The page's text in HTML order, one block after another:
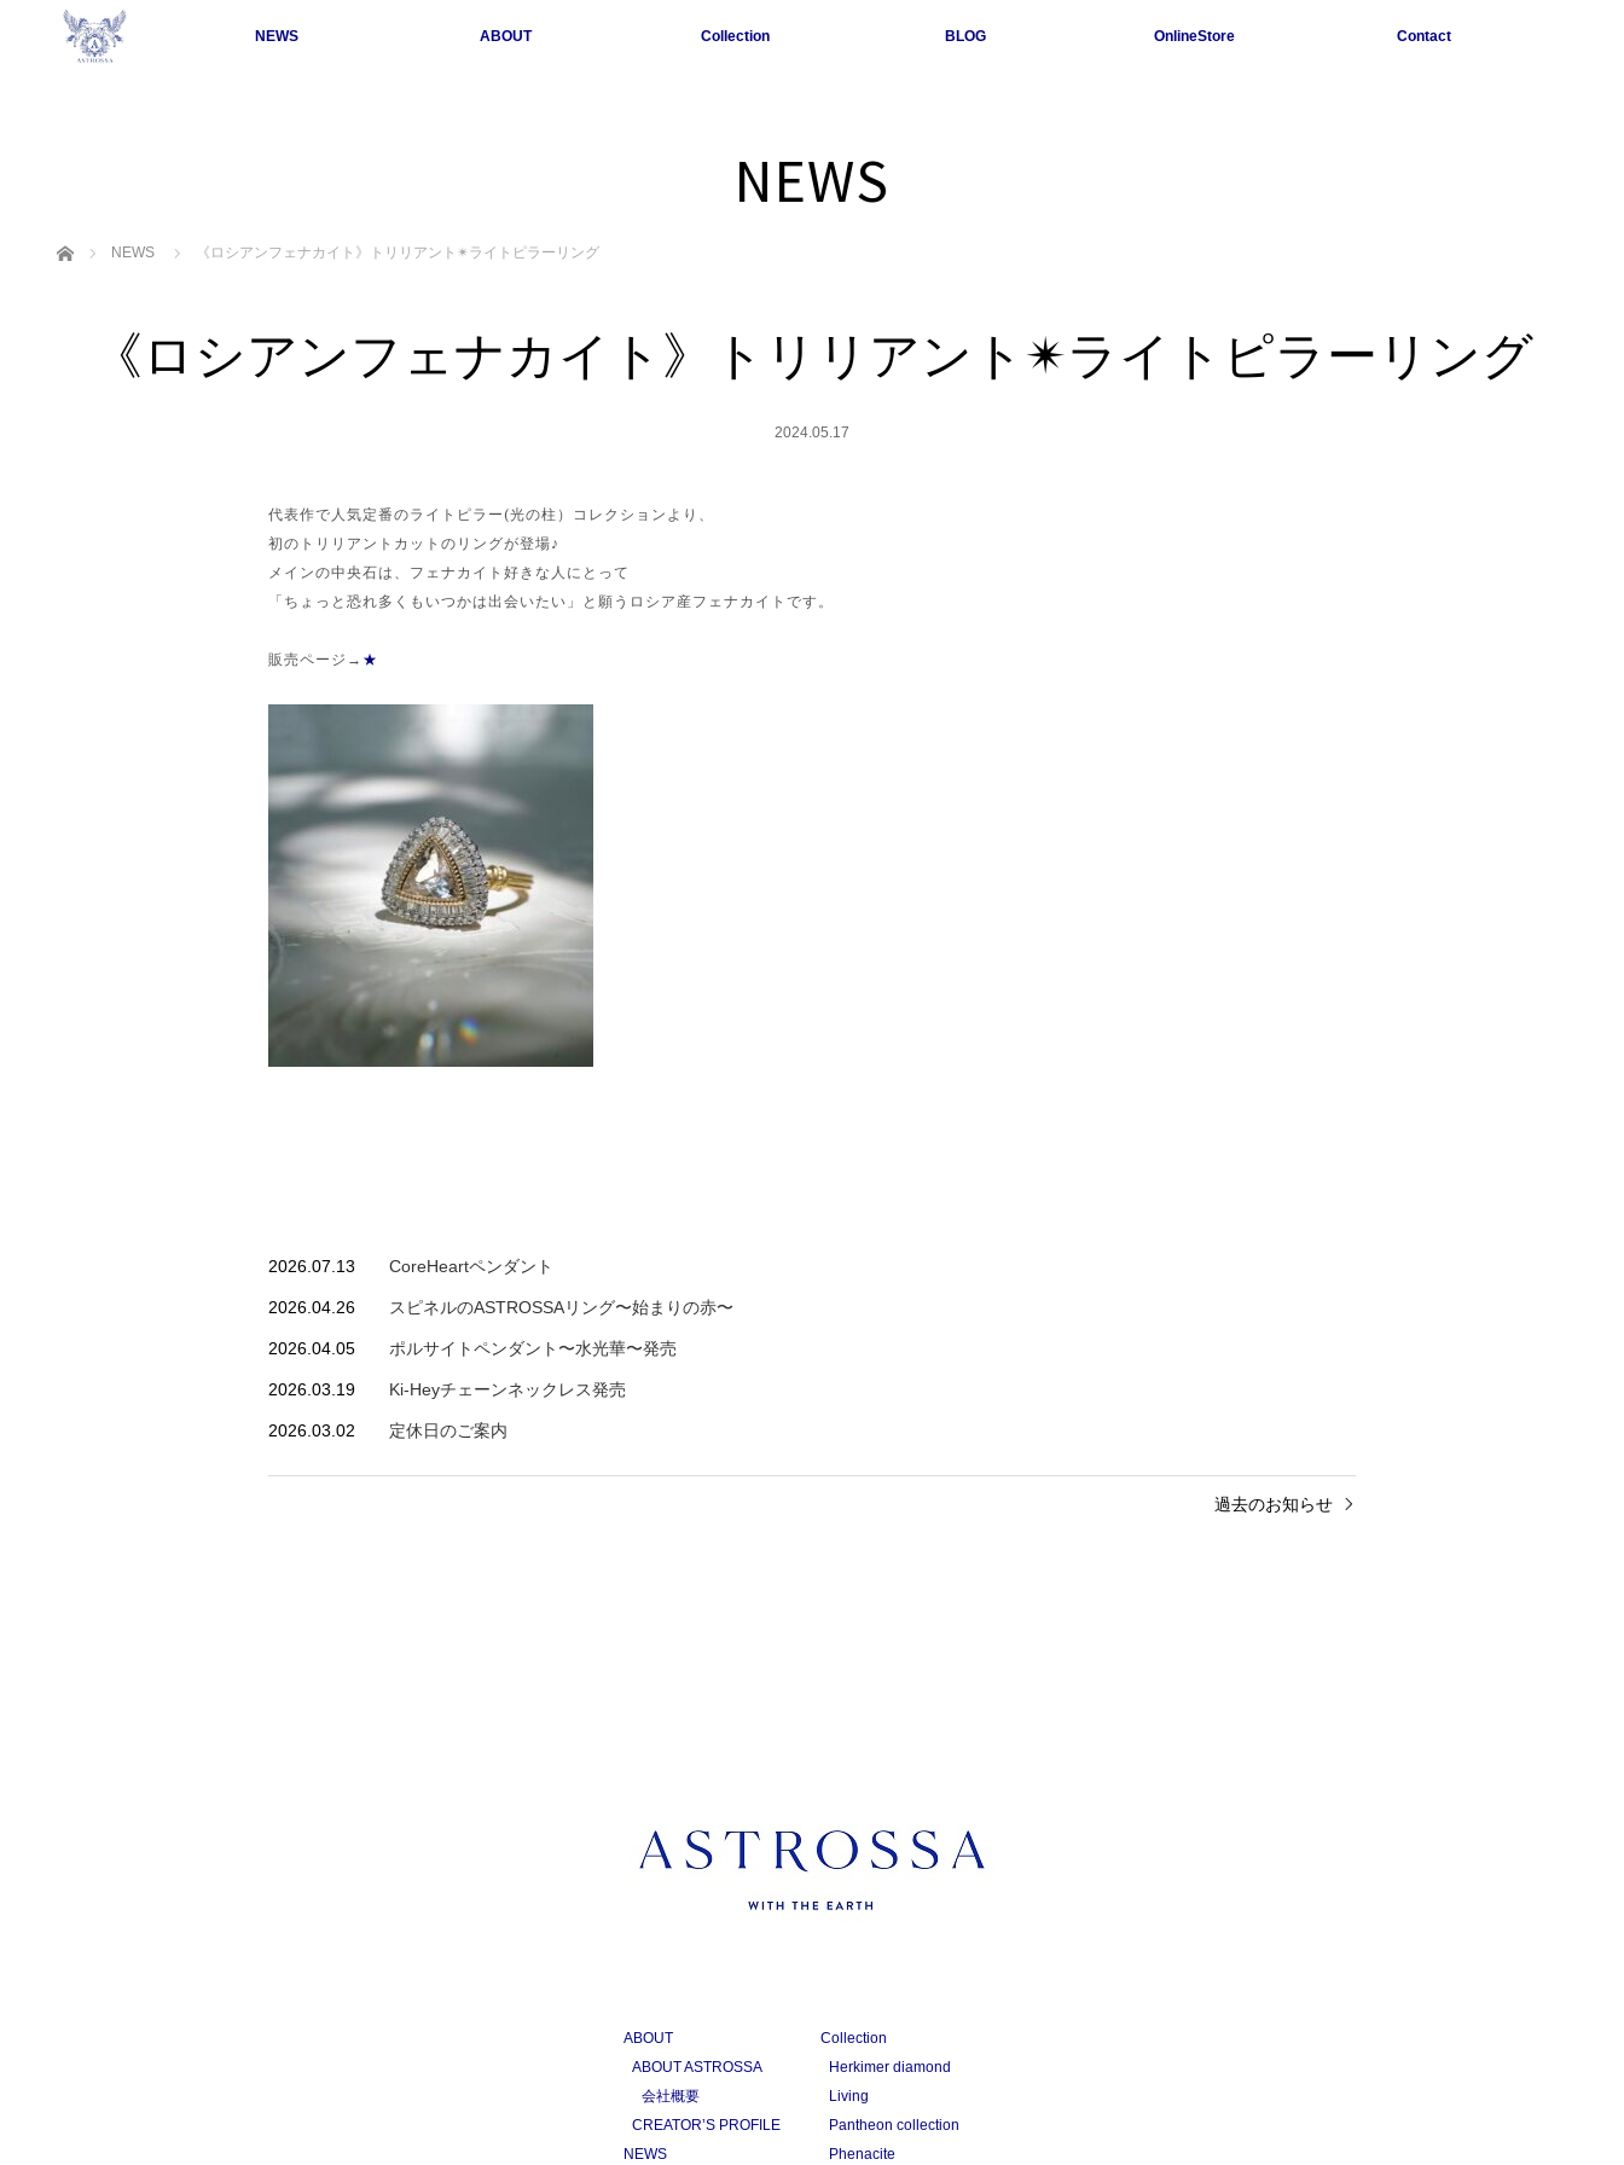
NEWS ABOUT Collection BLOG OnlineStore Contact
NEWS
ホーム NEWS 《ロシアンフェナカイト》トリリアント✴︎ライトピラーリング
《ロシアンフェナカイト》トリリアント✴︎ライトピラーリング
2024.05.17
代表作で人気定番のライトピラー(光の柱）コレクションより、
初のトリリアントカットのリングが登場♪
メインの中央石は、フェナカイト好きな人にとって
「ちょっと恐れ多くもいつかは出会いたい」と願うロシア産フェナカイトです。
販売ページ→ ★
2026.07.13 CoreHeartペンダント
2026.04.26 スピネルのASTROSSAリング〜始まりの赤〜
2026.04.05 ポルサイトペンダント〜水光華〜発売
2026.03.19 Ki-Heyチェーンネックレス発売
2026.03.02 定休日のご案内
過去のお知らせ
ABOUT
ABOUT ASTROSSA
会社概要
CREATOR’S PROFILE
NEWS
Collection
Herkimer diamond
Living
Pantheon collection
Phenacite